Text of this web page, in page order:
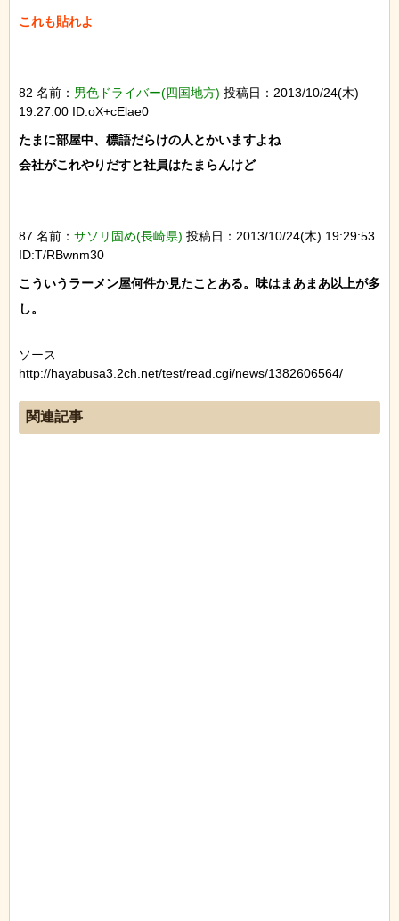
82 名前： 男色ドライバー(四国地方) 投稿日：2013/10/24(木)
19:27:00 ID:oX+cElae0
たまに部屋中、標語だらけの人とかいますよね
会社がこれやりだすと社員はたまらんけど
87 名前： サソリ固め(長崎県) 投稿日：2013/10/24(木) 19:29:53
ID:T/RBwnm30
こういうラーメン屋何件か見たことある。味はまあまあ以上が多
ソース
http://hayabusa3.2ch.net/test/read.cgi/news/1382606564/
関連記事